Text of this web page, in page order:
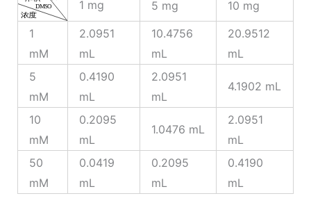
1 mg 5 mg
10 mg
1
mM
2.0951
mL
10.4756
mL
20.9512
mL
5
mM
0.4190
mL
2.0951
mL
4.1902 mL
10
mM
0.2095
mL
1.0476 mL
2.0951
mL
50
mM
0.0419
mL
0.2095
mL
0.4190
mL